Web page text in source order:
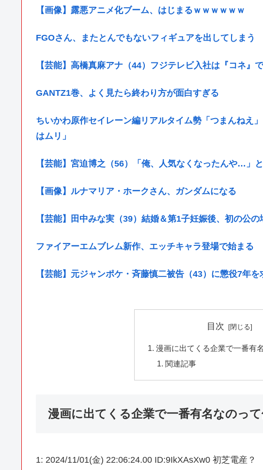
【画像】露悪アニメ化ブーム、はじまるｗｗｗｗｗｗ
FGOさん、またとんでもないフィギュアを出してしまう
【芸能】高橋真麻アナ（44）フジテレビ入社は『コネ』
GANTZ1巻、よく見たら終わり方が面白すぎる
ちいかわ原作セイレーン編リアルタイム勢「つまんねえ
はムリ」
【芸能】宮迫博之（56）「俺、人気なくなったんや…」
【画像】ルナマリア・ホークさん、ガンダムになる
【芸能】田中みな実（39）結婚＆第1子妊娠後、初の公の
ファイアーエムブレム新作、エッチキャラ登場で始まる
【芸能】元ジャンポケ・斉藤慎二被告（43）に懲役7年を
目次
漫画に出てくる企業で一番有
関連記事
漫画に出てくる企業で一番有名なのって
1: 2024/11/01(金) 22:06:24.00 ID:9IkXAsXw0 初芝電産？